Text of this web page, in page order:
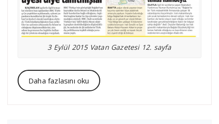
3 Eylül 2015 Vatan Gazetesi 12. sayfa
Daha fazlasını oku